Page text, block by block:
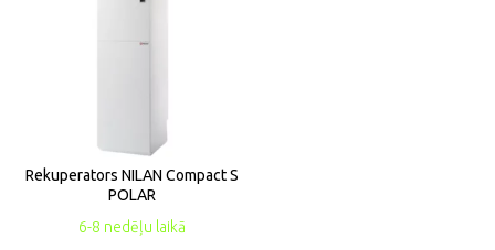
6-8 nedēļu laikā
Rekuperators NILAN Compact S
POLAR